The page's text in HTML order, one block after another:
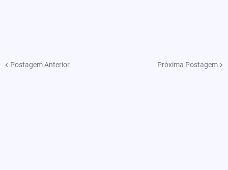
Postagem Anterior Próxima Postagem